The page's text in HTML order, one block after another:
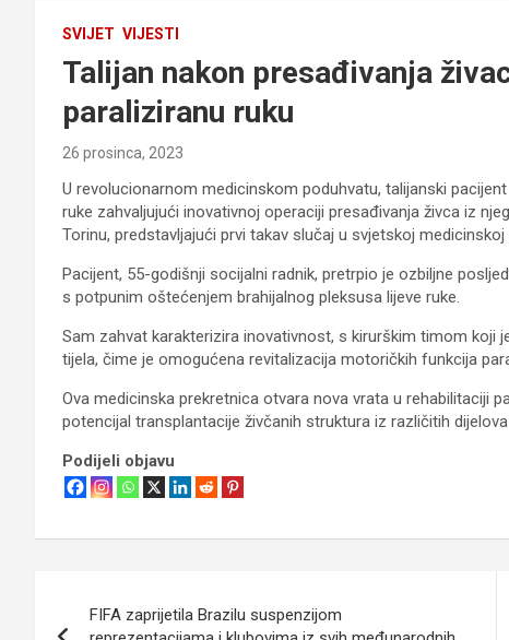
SVIJET VIJESTI
Talijan nakon presađivanja
paraliziranu ruku
26 prosinca, 2023
U revolucionarnom medicinskom poduhvatu, talijanski
ruke zahvaljujući inovativnoj operaciji presađivanja živca iz
Torinu, predstavljajući prvi takav slučaj u svjetskoj medicinskoj
Pacijent, 55-godišnji socijalni radnik, pretrpio je ozbiljne
s potpunim oštećenjem brahijalnog pleksusa lijeve ruke.
Sam zahvat karakterizira inovativnost, s kirurškim timom koji
tijela, čime je omogućena revitalizacija motoričkih funkcija
Ova medicinska prekretnica otvara nova vrata u rehabilitaciji
potencijal transplantacije živčanih struktura iz različitih dijelova
Podijeli objavu
FIFA zaprijetila Brazilu suspenzijom